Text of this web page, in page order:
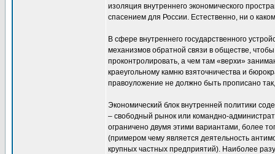
изоляция внутреннего экономического
спасением для России. Естественно, ни о
В сфере внутреннего государственного
механизмов обратной связи в обществе,
проконтролировать, а чем там «верхи»
краеугольному камню взяточничества и
правоуложение не должно быть прописано
Экономический блок внутренней политики
– свободный рынок или командно-
ограничено двумя этими вариантами, более
(примером чему является деятельность
крупных частных предприятий). Наиболее